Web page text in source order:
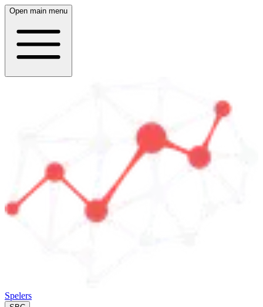
Open main menu
Spelers